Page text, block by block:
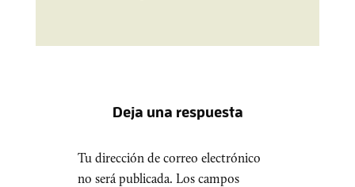
Deja una respuesta
Tu dirección de correo electrónico
no será publicada. Los campos